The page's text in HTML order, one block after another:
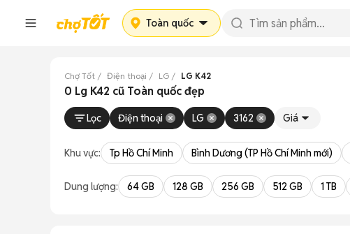
Toàn quốc
Chợ Tốt Điện thoại LG LG K42
0 Lg K42 cũ Toàn quốc đẹp
Lọc Điện thoại LG 3162 Giá
Khu vực: Tp Hồ Chí Minh Bình Dương (TP Hồ Chí Minh mới)
Dung lượng: 64 GB 128 GB 256 GB 512 GB 1 TB